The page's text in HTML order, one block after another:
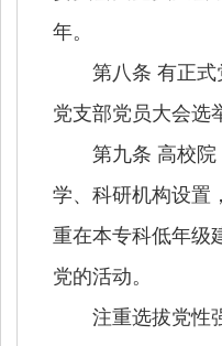
年。
第八条 有正式
党支部党员大会选
第九条 高校院（
学、科研机构设置
重在本专科低年级
党的活动。
注重选拔党性强